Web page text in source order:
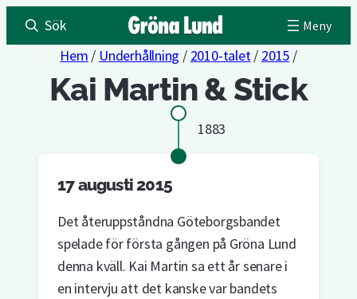
Sök
Hem / Underhållning / 2010-talet/ 2015 /
Kai Martin & Stick
1883
17 augusti 2015
Det återuppståndna Göteborgsbandet
spelade för första gången på Gröna Lund
denna kväll. Kai Martin sa ett år senare i
en intervju att det kanske var bandets